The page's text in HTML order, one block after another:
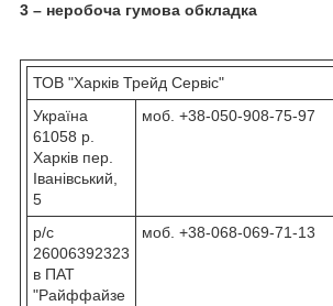
3 – неробоча гумова обкладка
ТОВ "Харків Трейд Сервіс"
Україна
61058 р.
Харків пер.
Іванівський,
5
моб. +38-050-908-75-97
р/с
26006392323
в ПАТ
"Райффайзе
моб. +38-068-069-71-13